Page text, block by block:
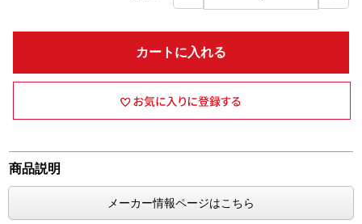
カートに入れる
商品説明
メーカー情報ページはこちら